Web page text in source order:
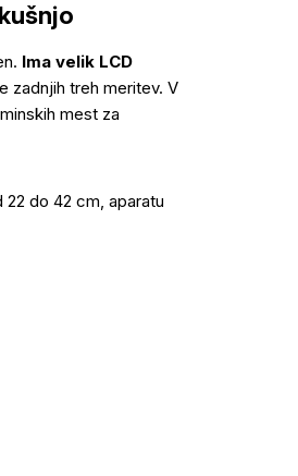
Ima velik LCD
zadnjih treh meritev. V
mest za
do 42 cm, aparatu